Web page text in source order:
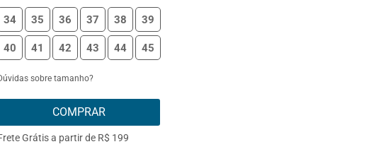
34 35 36 37 38 39
40 41 42 43 44 45
sobre tamanho?
COMPRAR
Grátis a partir de R$ 199